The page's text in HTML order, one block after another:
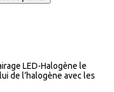
LED-Halogène le
de l’halogène avec les